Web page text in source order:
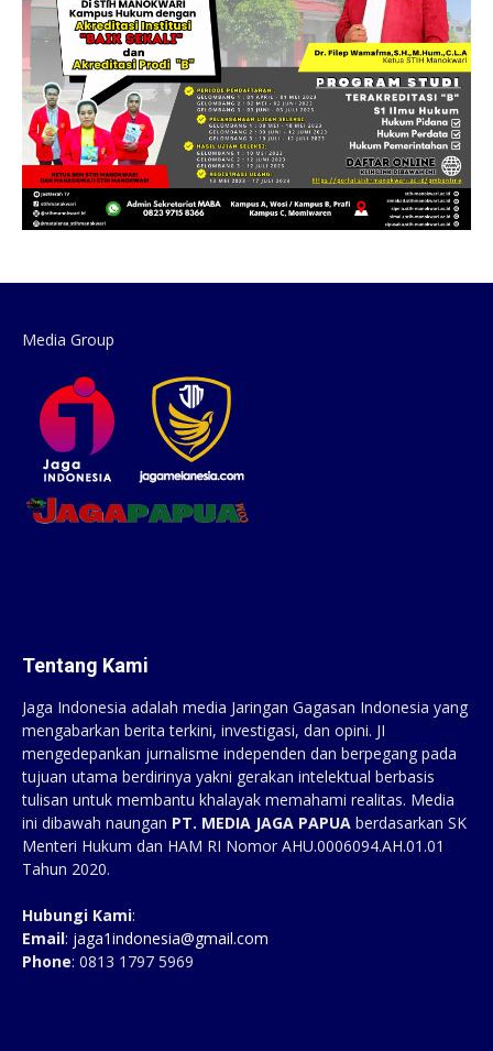
Media Group
Tentang Kami
Jaga Indonesia adalah media Jaringan Gagasan Indonesia yang
mengabarkan berita terkini, investigasi, dan opini. JI
mengedepankan jurnalisme independen dan berpegang pada
tujuan utama berdirinya yakni gerakan intelektual berbasis
tulisan untuk membantu khalayak memahami realitas. Media
ini dibawah naungan PT. MEDIA JAGA PAPUA berdasarkan SK
Menteri Hukum dan HAM RI Nomor AHU.0006094.AH.01.01
Tahun 2020.
Hubungi Kami:
Email: jaga1indonesia@gmail.com
Phone: 0813 1797 5969